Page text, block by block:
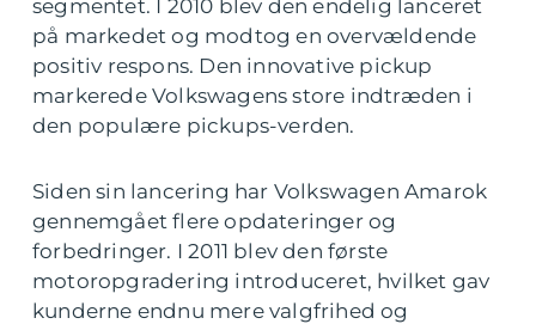
segmentet. I 2010 blev den endelig lanceret
på markedet og modtog en overvældende
positiv respons. Den innovative pickup
markerede Volkswagens store indtræden i
den populære pickups-verden.
Siden sin lancering har Volkswagen Amarok
gennemgået flere opdateringer og
forbedringer. I 2011 blev den første
motoropgradering introduceret, hvilket gav
kunderne endnu mere valgfrihed og